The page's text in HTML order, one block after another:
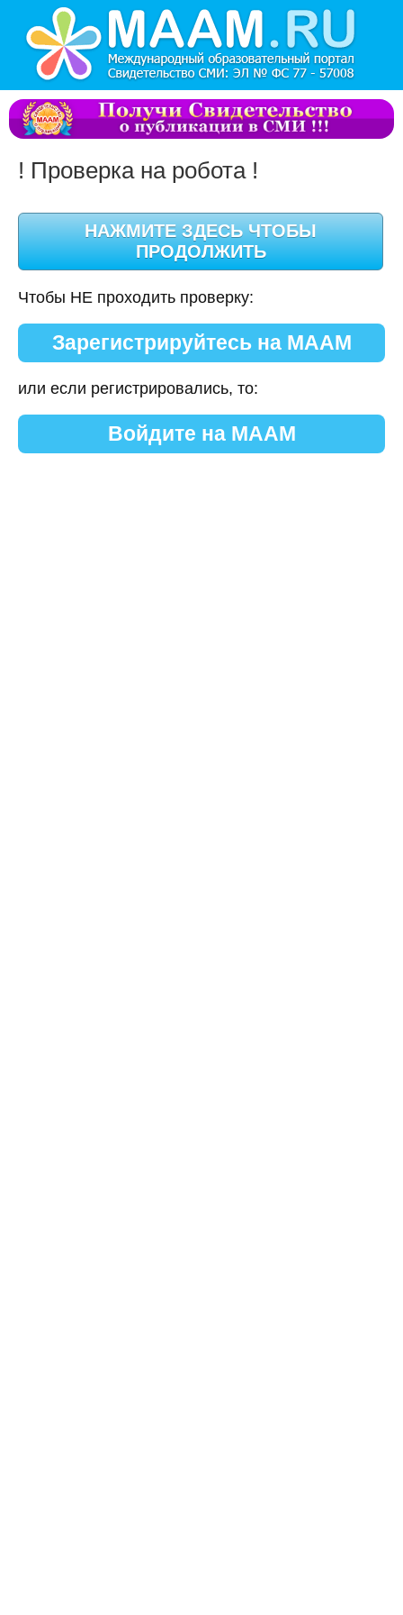
! Проверка на робота !
Чтобы НЕ проходить проверку:
Зарегистрируйтесь на МААМ
или если регистрировались, то:
Войдите на МААМ